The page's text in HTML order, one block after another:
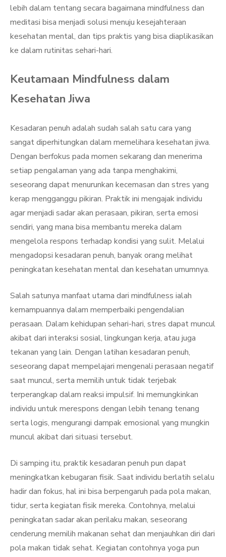
lebih dalam tentang secara bagaimana mindfulness dan
meditasi bisa menjadi solusi menuju kesejahteraan
kesehatan mental, dan tips praktis yang bisa diaplikasikan
ke dalam rutinitas sehari-hari.
Keutamaan Mindfulness dalam
Kesehatan Jiwa
Kesadaran penuh adalah sudah salah satu cara yang
sangat diperhitungkan dalam memelihara kesehatan jiwa.
Dengan berfokus pada momen sekarang dan menerima
setiap pengalaman yang ada tanpa menghakimi,
seseorang dapat menurunkan kecemasan dan stres yang
kerap mengganggu pikiran. Praktik ini mengajak individu
agar menjadi sadar akan perasaan, pikiran, serta emosi
sendiri, yang mana bisa membantu mereka dalam
mengelola respons terhadap kondisi yang sulit. Melalui
mengadopsi kesadaran penuh, banyak orang melihat
peningkatan kesehatan mental dan kesehatan umumnya.
Salah satunya manfaat utama dari mindfulness ialah
kemampuannya dalam memperbaiki pengendalian
perasaan. Dalam kehidupan sehari-hari, stres dapat muncul
akibat dari interaksi sosial, lingkungan kerja, atau juga
tekanan yang lain. Dengan latihan kesadaran penuh,
seseorang dapat mempelajari mengenali perasaan negatif
saat muncul, serta memilih untuk tidak terjebak
terperangkap dalam reaksi impulsif. Ini memungkinkan
individu untuk merespons dengan lebih tenang tenang
serta logis, mengurangi dampak emosional yang mungkin
muncul akibat dari situasi tersebut.
Di samping itu, praktik kesadaran penuh pun dapat
meningkatkan kebugaran fisik. Saat individu berlatih selalu
hadir dan fokus, hal ini bisa berpengaruh pada pola makan,
tidur, serta kegiatan fisik mereka. Contohnya, melalui
peningkatan sadar akan perilaku makan, seseorang
cenderung memilih makanan sehat dan menjauhkan diri dari
pola makan tidak sehat. Kegiatan contohnya yoga pun